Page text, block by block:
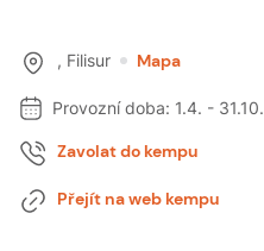
, Filisur Mapa
Provozní doba: 1.4. - 31.10.
Zavolat do kempu
Přejít na web kempu